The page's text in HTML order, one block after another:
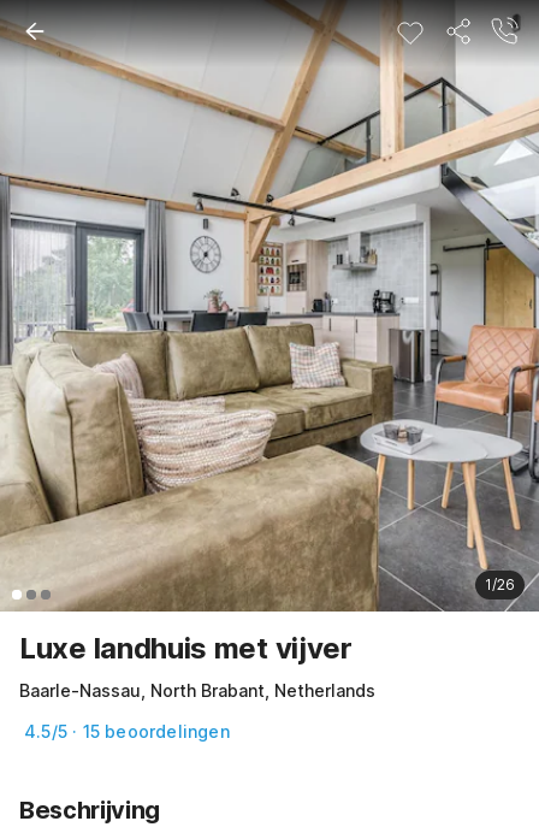
1/26
Luxe landhuis met vijver
Baarle-Nassau, North Brabant, Netherlands
4.5/5 · 15 beoordelingen
Beschrijving